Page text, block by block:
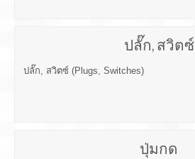
ปลั๊ก, สวิตซ์
ปลั๊ก, สวิตซ์ (Plugs, Switches)
ปุ่มกด